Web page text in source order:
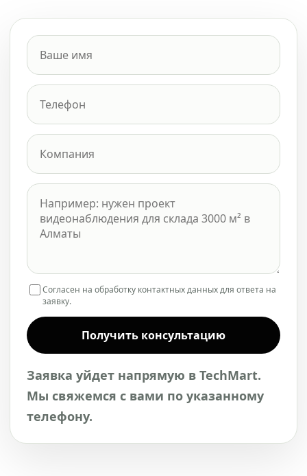
Согласен на обработку контактных данных для ответа на
заявку.
Получить консультацию
Заявка уйдет напрямую в TechMart.
Мы свяжемся с вами по указанному
телефону.